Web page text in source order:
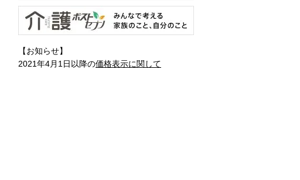
【お知らせ】
2021年4月1日以降の価格表示に関して